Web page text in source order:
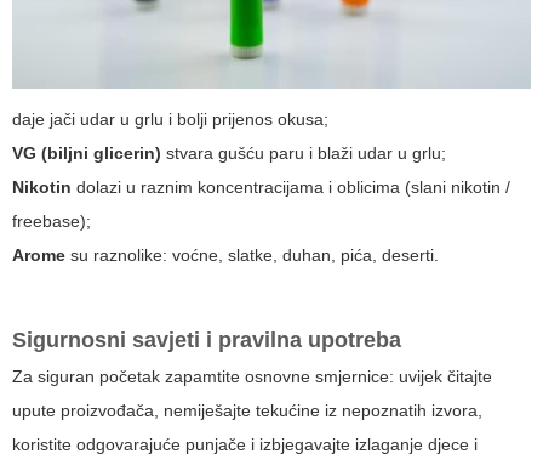
daje jači udar u grlu i bolji prijenos okusa;
VG (biljni glicerin) stvara gušću paru i blaži udar u grlu;
Nikotin dolazi u raznim koncentracijama i oblicima (slani nikotin /
freebase);
Arome su raznolike: voćne, slatke, duhan, pića, deserti.
Sigurnosni savjeti i pravilna upotreba
Za siguran početak zapamtite osnovne smjernice: uvijek čitajte
upute proizvođača, nemiješajte tekućine iz nepoznatih izvora,
koristite odgovarajuće punjače i izbjegavajte izlaganje djece i